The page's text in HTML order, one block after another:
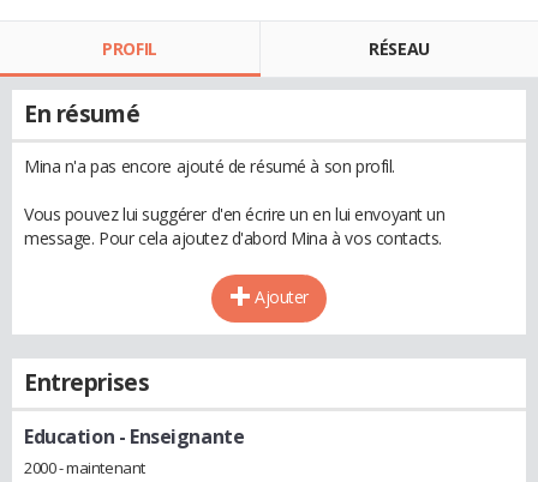
PROFIL RÉSEAU
En résumé
Mina n'a pas encore ajouté de résumé à son profil.
Vous pouvez lui suggérer d'en écrire un en lui envoyant un
message. Pour cela ajoutez d'abord Mina à vos contacts.
Ajouter
Entreprises
Education - Enseignante
2000 - maintenant